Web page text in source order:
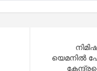
യെമനിൽ